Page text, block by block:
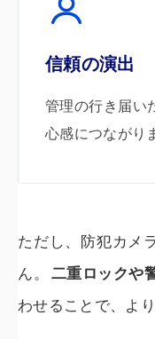
信頼の演出
管理の行き届い
心感につながり
ただし、防犯カメ
ん。
二重ロックや
わせることで、よ